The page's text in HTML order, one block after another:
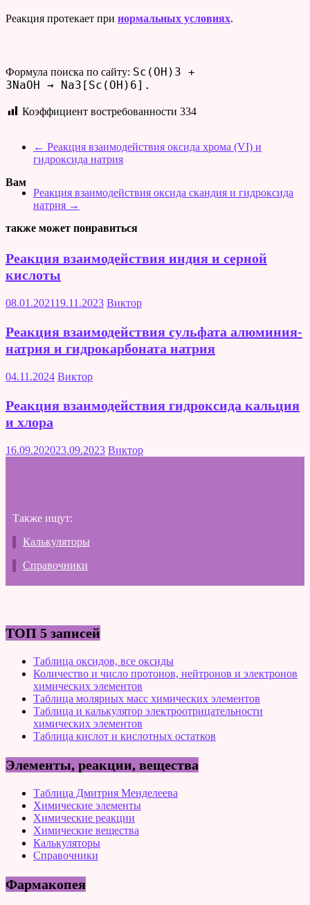
Реакция протекает при нормальных условиях.
Формула поиска по сайту: Sc(OH)3 +
3NaOH → Na3[Sc(OH)6].
Коэффициент востребованности 334
← Реакция взаимодействия оксида хрома (VI) и
гидроксида натрия
Реакция взаимодействия оксида скандия и гидроксида
натрия →
Вам
также может понравиться
Реакция взаимодействия индия и серной
кислоты
08.01.202119.11.2023 Виктор
Реакция взаимодействия сульфата алюминия-
натрия и гидрокарбоната натрия
04.11.2024 Виктор
Реакция взаимодействия гидроксида кальция
и хлора
16.09.202023.09.2023 Виктор
Также ищут:
Калькуляторы
Справочники
ТОП 5 записей
Таблица оксидов, все оксиды
Количество и число протонов, нейтронов и электронов
химических элементов
Таблица молярных масс химических элементов
Таблица и калькулятор электроотрицательности
химических элементов
Таблица кислот и кислотных остатков
Элементы, реакции, вещества
Таблица Дмитрия Менделеева
Химические элементы
Химические реакции
Химические вещества
Калькуляторы
Справочники
Фармакопея